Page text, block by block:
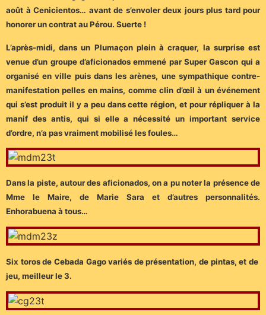
août à Cenicientos… avant de s’envoler deux jours plus tard pour
honorer un contrat au Pérou. Suerte !
L’après-midi, dans un Plumaçon plein à craquer, la surprise est
venue d’un groupe d’aficionados emmené par Super Gascon qui a
organisé en ville puis dans les arènes, une sympathique contre-
manifestation pelles en mains, comme clin d’œil à un événement
qui s’est produit il y a peu dans cette région, et pour répliquer à la
manif des antis, qui si elle a nécessité un important service
d’ordre, n’a pas vraiment mobilisé les foules…
Dans la piste, autour des aficionados, on a pu noter la présence de
Mme le Maire, de Marie Sara et d’autres personnalités.
Enhorabuena à tous…
Six toros de Cebada Gago variés de présentation, de pintas, et de
jeu, meilleur le 3.